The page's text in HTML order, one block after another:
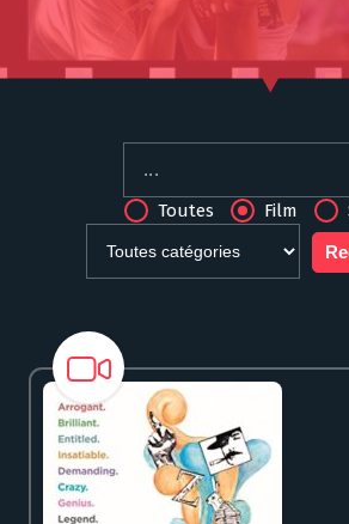
Toutes Film